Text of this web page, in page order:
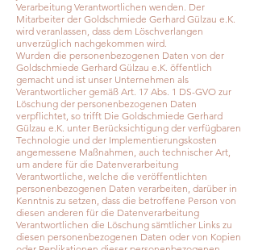
Verarbeitung Verantwortlichen wenden. Der
Mitarbeiter der Goldschmiede Gerhard Gülzau e.K.
wird veranlassen, dass dem Löschverlangen
unverzüglich nachgekommen wird.
Wurden die personenbezogenen Daten von der
Goldschmiede Gerhard Gülzau e.K. öffentlich
gemacht und ist unser Unternehmen als
Verantwortlicher gemäß Art. 17 Abs. 1 DS-GVO zur
Löschung der personenbezogenen Daten
verpflichtet, so trifft Die Goldschmiede Gerhard
Gülzau e.K. unter Berücksichtigung der verfügbaren
Technologie und der Implementierungskosten
angemessene Maßnahmen, auch technischer Art,
um andere für die Datenverarbeitung
Verantwortliche, welche die veröffentlichten
personenbezogenen Daten verarbeiten, darüber in
Kenntnis zu setzen, dass die betroffene Person von
diesen anderen für die Datenverarbeitung
Verantwortlichen die Löschung sämtlicher Links zu
diesen personenbezogenen Daten oder von Kopien